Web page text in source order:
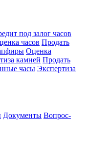
под залог часов
часов Продать
Оценка
камней Продать
часы Экспертиза
Документы Вопрос-